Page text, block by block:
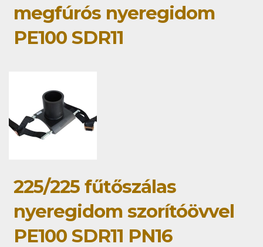
megfúrós nyeregidom
PE100 SDR11
225/225 fűtőszálas
nyeregidom szorítóövvel
PE100 SDR11 PN16